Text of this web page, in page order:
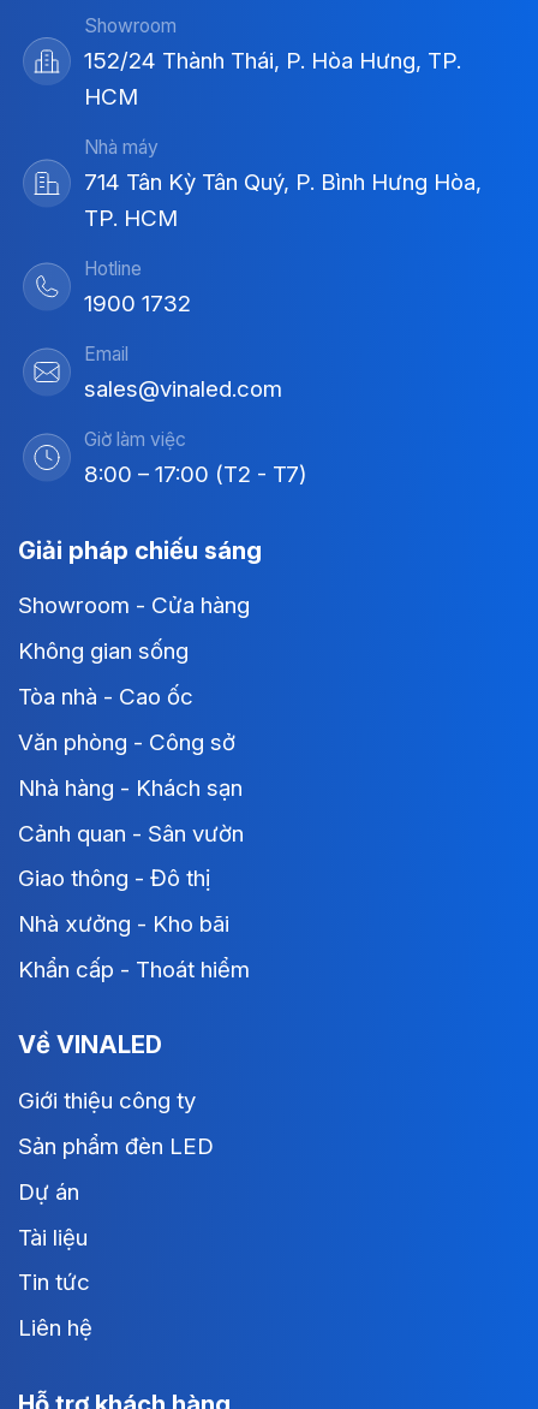
Showroom
152/24 Thành Thái, P. Hòa Hưng, TP.
HCM
Nhà máy
714 Tân Kỳ Tân Quý, P. Bình Hưng Hòa,
TP. HCM
Hotline
1900 1732
Email
sales@vinaled.com
Giờ làm việc
8:00 – 17:00 (T2 - T7)
Giải pháp chiếu sáng
Showroom - Cửa hàng
Không gian sống
Tòa nhà - Cao ốc
Văn phòng - Công sở
Nhà hàng - Khách sạn
Cảnh quan - Sân vườn
Giao thông - Đô thị
Nhà xưởng - Kho bãi
Khẩn cấp - Thoát hiểm
Về VINALED
Giới thiệu công ty
Sản phẩm đèn LED
Dự án
Tài liệu
Tin tức
Liên hệ